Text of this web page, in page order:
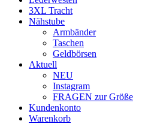
3XL Tracht
Nähstube
Armbänder
Taschen
Geldbörsen
Aktuell
NEU
Instagram
FRAGEN zur Größe
Kundenkonto
Warenkorb